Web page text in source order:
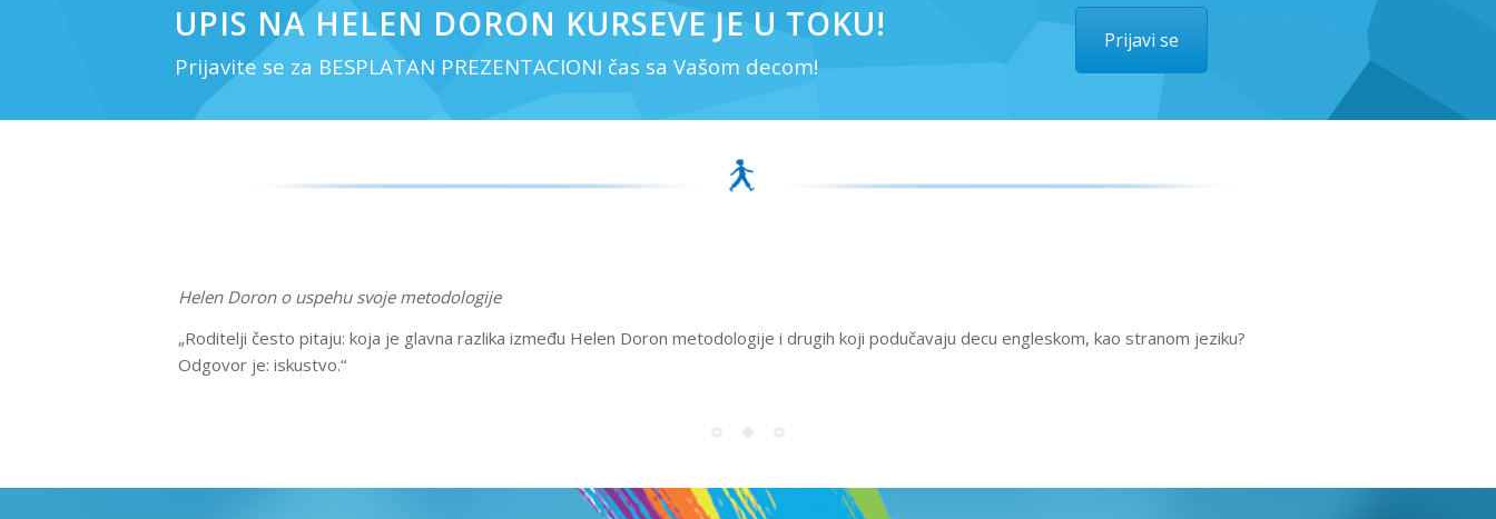
UPIS NA HELEN DORON KURSEVE JE U TOKU!
Prijavite se za BESPLATAN PREZENTACIONI čas sa Vašom decom!
Prijavi se
Helen Doron o uspehu svoje metodologije
„Roditelji često pitaju: koja je glavna razlika između Helen Doron metodologije i drugih koji podučavaju decu engleskom, kao stranom jeziku?
Odgovor je: iskustvo.“